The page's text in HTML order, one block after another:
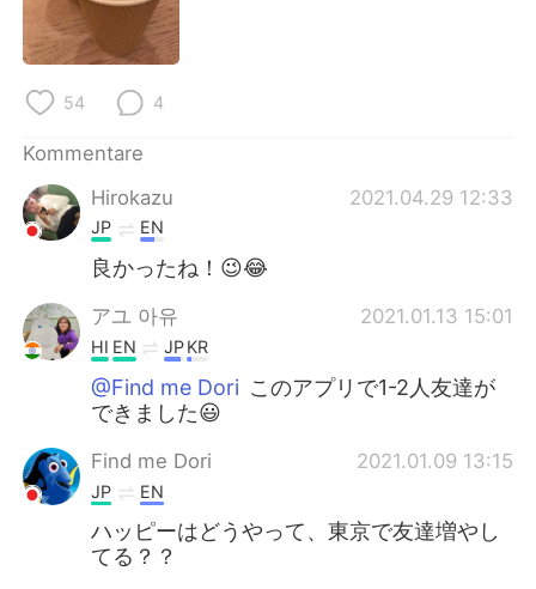
54 4
Kommentare
Hirokazu
2021.04.29 12:33
JP EN
良かったね！😉😂
アユ 아유 2021.01.13 15:01
HI EN JPKR
@Find me Dori このアプリで1-2人友達が
できました😃
Find me Dori 2021.01.09 13:15
JP EN
ハッピーはどうやって、東京で友達増やし
てる？？